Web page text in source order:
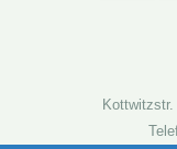
Kottwitzstr.